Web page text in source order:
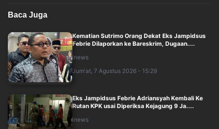
Baca Juga
Kematian Sutrimo Orang Dekat Eks Jampidsus
Febrie Dilaporkan ke Bareskrim, Dugaan....
inews
Jum'at, 7 Agustus 2026 - 15:29
Eks Jampidsus Febrie Adriansyah Kembali Ke
Rutan KPK usai Diperiksa Kejagung 9 Ja....
inews